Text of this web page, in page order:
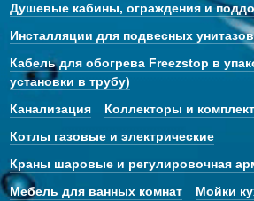
Душевые кабины, ограждения и
Инсталляции для подвесных унитазов
Кабель для обогрева Freezstop в
установки в трубу)
Канализация
Коллекторы и
Котлы газовые и электрические
Краны шаровые и регулировочная
Мебель для ванных комнат
Мойки